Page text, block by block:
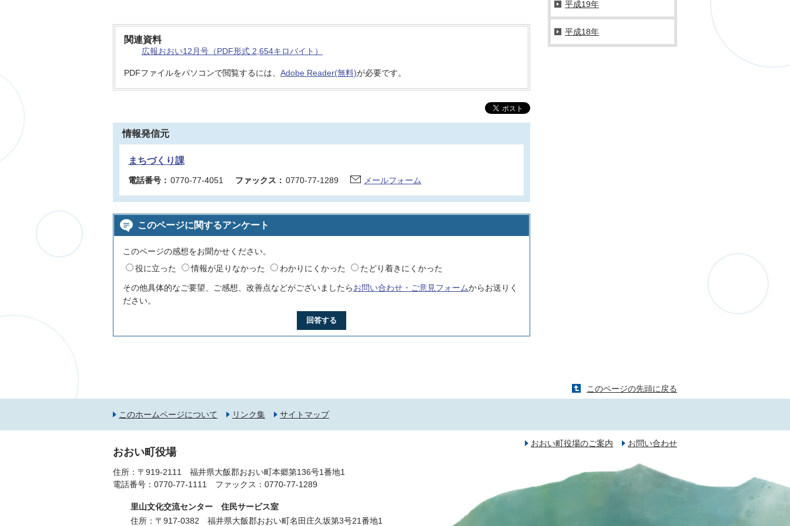
関連資料
広報おおい12月号（PDF形式 2,654キロバイト）
PDFファイルをパソコンで閲覧するには、 Adobe Reader(無料)が必要です。
情報発信元
まちづくり課
電話番号： 0770-77-4051 ファックス： 0770-77-1289 メールフォーム
このページに関するアンケート
このページの感想をお聞かせください。
役に立った
情報が足りなかった わかりにくかった たどり着きにくかった
その他具体的なご要望、ご感想、改善点などがございましたらお問い合わせ・ご意見フォームからお送りく
ださい。
回答する
平成19年
平成18年
このページの先頭に戻る
このホームページについて リンク集 サイトマップ
おおい町役場のご案内 お問い合わせ
おおい町役場
住所：〒919-2111 福井県大飯郡おおい町本郷第136号1番地1
電話番号： 0770-77-1111 ファックス：0770-77-1289
里山文化交流センター 住民サービス室
住所：〒917-0382 福井県大飯郡おおい町名田庄久坂第3号21番地1